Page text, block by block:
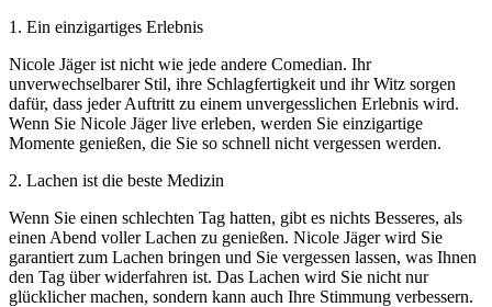
1. Ein einzigartiges Erlebnis
Nicole Jäger ist nicht wie jede andere Comedian. Ihr
unverwechselbarer Stil, ihre Schlagfertigkeit und ihr Witz sorgen
dafür, dass jeder Auftritt zu einem unvergesslichen Erlebnis wird.
Wenn Sie Nicole Jäger live erleben, werden Sie einzigartige
Momente genießen, die Sie so schnell nicht vergessen werden.
2. Lachen ist die beste Medizin
Wenn Sie einen schlechten Tag hatten, gibt es nichts Besseres, als
einen Abend voller Lachen zu genießen. Nicole Jäger wird Sie
garantiert zum Lachen bringen und Sie vergessen lassen, was Ihnen
den Tag über widerfahren ist. Das Lachen wird Sie nicht nur
glücklicher machen, sondern kann auch Ihre Stimmung verbessern.